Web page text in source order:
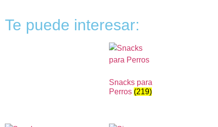
Te puede interesar:
Snacks para
Perros (219)